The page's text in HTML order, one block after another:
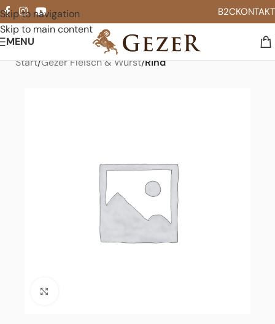
Skip to navigation
Skip to main content
B2CKONTAKT
MENU
Start Gezer Fleisch & Wurst Rind